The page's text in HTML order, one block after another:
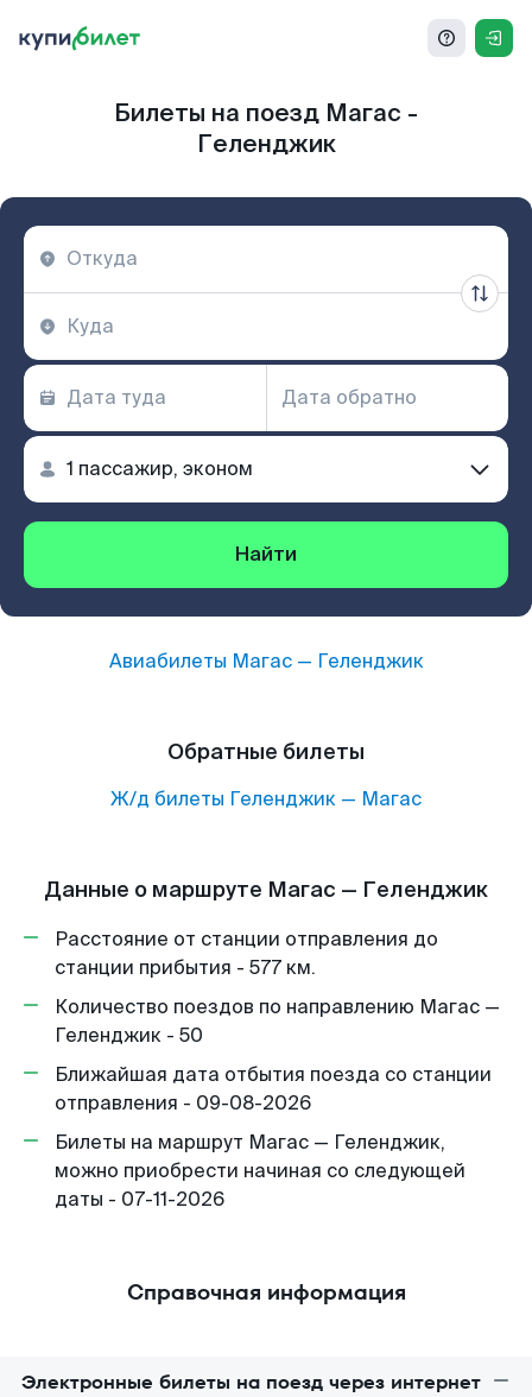
Билеты на поезд Магас -
Геленджик
Найти
Авиабилеты Магас— Геленджик
Обратные билеты
Ж/д билеты Геленджик — Магас
Данные о маршруте Магас — Геленджик
Расстояние от станции отправления до
станции прибытия - 577 км.
Количество поездов по направлению Магас —
Геленджик - 50
Ближайшая дата отбытия поезда со станции
отправления - 09-08-2026
Билеты на маршрут Магас — Геленджик,
можно приобрести начиная со следующей
даты - 07-11-2026
Справочная информация
Электронные билеты на поезд через интернет